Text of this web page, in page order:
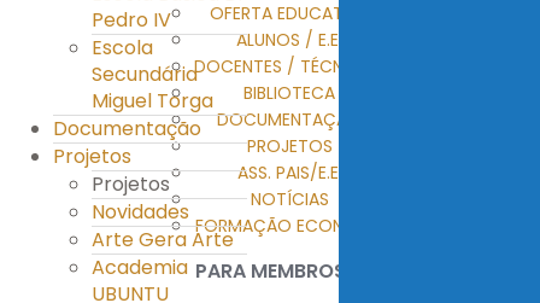
Pedro IV
Escola
Secundária
Miguel Torga
Documentação
Projetos
Projetos
Novidades
Arte Gera Arte
Academia
UBUNTU
OFERTA EDUCATIVA
ALUNOS / E.E.
DOCENTES / TÉCNICOS
BIBLIOTECA
DOCUMENTAÇÃO
PROJETOS
ASS. PAIS/E.E.
NOTÍCIAS
FORMAÇÃO ECONTENT
PARA MEMBROS